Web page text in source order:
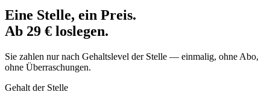
Eine Stelle, ein Preis.
Ab 29 € loslegen.
Sie zahlen nur nach Gehaltslevel der Stelle — einmalig, ohne Abo,
ohne Überraschungen.
Gehalt der Stelle